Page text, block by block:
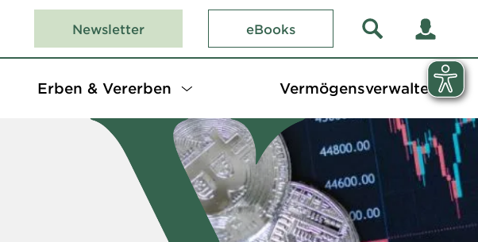
Newsletter eBooks
Erben & Vererben Vermögensverwalter